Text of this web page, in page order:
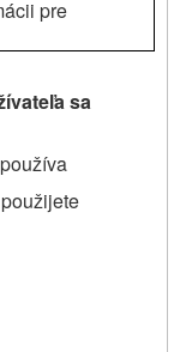
pre
sa